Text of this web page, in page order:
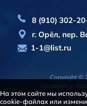
8 (910) 302-
г. Орёл, пер.
1-1@list.ru
Copyright ©
Создание и
На этом сайте мы
cookie-файлах или